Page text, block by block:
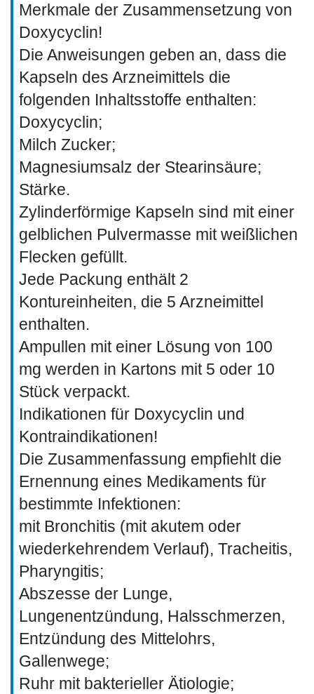
Merkmale der Zusammensetzung von
Doxycyclin!
Die Anweisungen geben an, dass die
Kapseln des Arzneimittels die
folgenden Inhaltsstoffe enthalten:
Doxycyclin;
Milch Zucker;
Magnesiumsalz der Stearinsäure;
Stärke.
Zylinderförmige Kapseln sind mit einer
gelblichen Pulvermasse mit weißlichen
Flecken gefüllt.
Jede Packung enthält 2
Kontureinheiten, die 5 Arzneimittel
enthalten.
Ampullen mit einer Lösung von 100
mg werden in Kartons mit 5 oder 10
Stück verpackt.
Indikationen für Doxycyclin und
Kontraindikationen!
Die Zusammenfassung empfiehlt die
Ernennung eines Medikaments für
bestimmte Infektionen:
mit Bronchitis (mit akutem oder
wiederkehrendem Verlauf), Tracheitis,
Pharyngitis;
Abszesse der Lunge,
Lungenentzündung, Halsschmerzen,
Entzündung des Mittelohrs,
Gallenwege;
Ruhr mit bakterieller Ätiologie;